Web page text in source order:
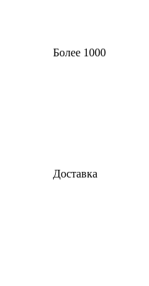
Более 1000
Доставка